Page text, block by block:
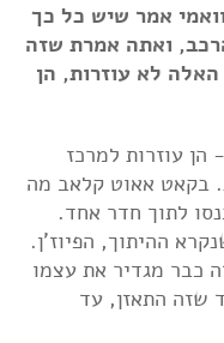
אמר שיש כל כך
ואתה אמרת שזה
לא עוזרות, הן
עוזרות למרכז
בקאט אאוט קלאב מה
לתוך חדר אחד.
ההיתוך, הפיוז'ן.
כבר מגדיר את עצמו
שזה התאזן, עד